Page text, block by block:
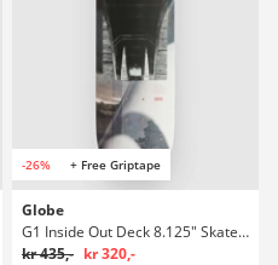
-26% + Free Griptape
Globe
G1 Inside Out Deck 8.125" Skateboard deck
kr 435,- kr 320,-